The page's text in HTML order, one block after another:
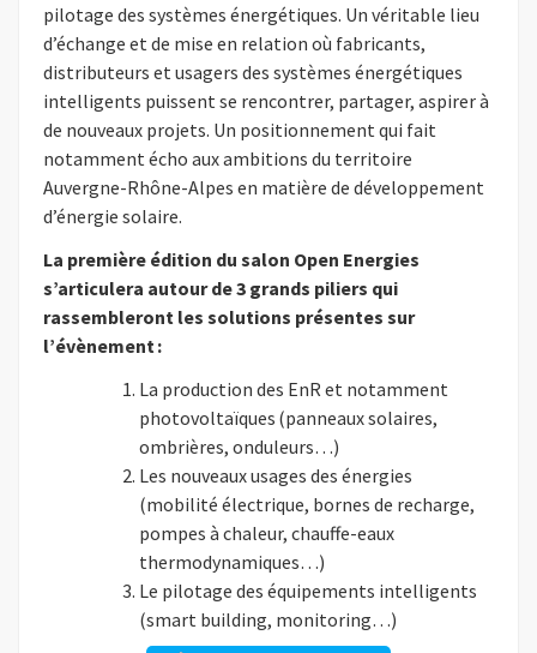
pilotage des systèmes énergétiques. Un véritable lieu
d’échange et de mise en relation où fabricants,
distributeurs et usagers des systèmes énergétiques
intelligents puissent se rencontrer, partager, aspirer à
de nouveaux projets. Un positionnement qui fait
notamment écho aux ambitions du territoire
Auvergne-Rhône-Alpes en matière de développement
d’énergie solaire.
La première édition du salon Open Energies
s’articulera autour de 3 grands piliers qui
rassembleront les solutions présentes sur
l’évènement :
La production des EnR et notamment
photovoltaïques (panneaux solaires,
ombrières, onduleurs…)
Les nouveaux usages des énergies
(mobilité électrique, bornes de recharge,
pompes à chaleur, chauffe-eaux
thermodynamiques…)
Le pilotage des équipements intelligents
(smart building, monitoring…)